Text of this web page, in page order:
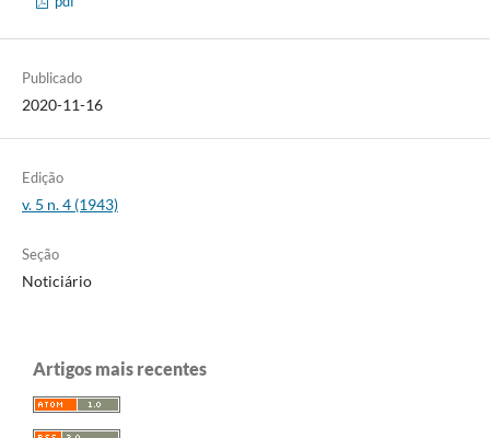
Publicado
2020-11-16
Edição
v. 5 n. 4 (1943)
Seção
Noticiário
Artigos mais recentes